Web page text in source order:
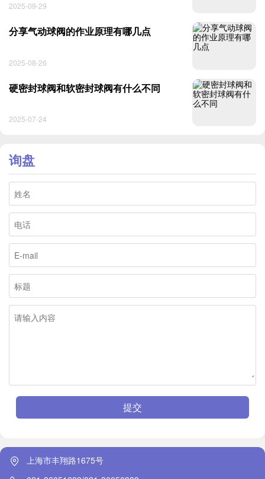
2025-09-29
分享气动球阀的作业原理有哪几点
2025-08-26
硬密封球阀和软密封球阀有什么不同
2025-07-24
询盘
提交
上海市丰翔路1675号